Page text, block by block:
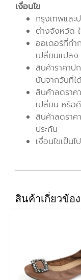
เงื่อนไข
กรุงเทพและ
ต่างจังหวัด
ออเดอร์ที่ทำ
เปลี่ยนแปลง
สินค้าราคาป
นับจากวันที่ไ
สินค้าลดราค
เปลี่ยน หรือ
สินค้าลดราค
ประกัน
เงื่อนไขเป็น
สินค้าเกี่ยวข้อง